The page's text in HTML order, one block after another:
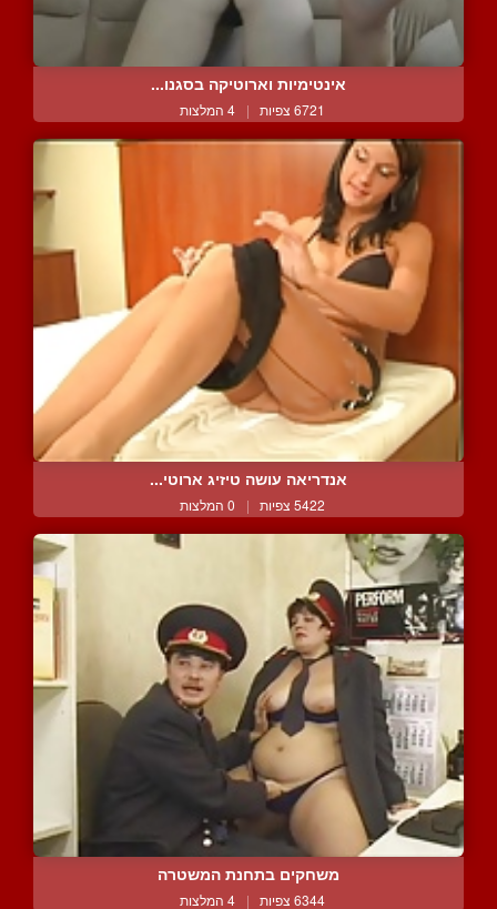
אינטימיות וארוטיקה בסגנו...
6721 צפיות | 4 המלצות
אנדריאה עושה טיזיג ארוטי...
5422 צפיות | 0 המלצות
משחקים בתחנת המשטרה
6344 צפיות | 4 המלצות